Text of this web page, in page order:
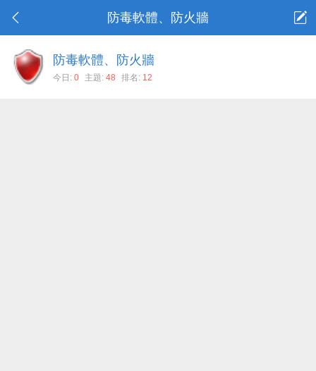
防毒軟體、防火牆
防毒軟體、防火牆
今日: 0 主題: 48 排名: 12